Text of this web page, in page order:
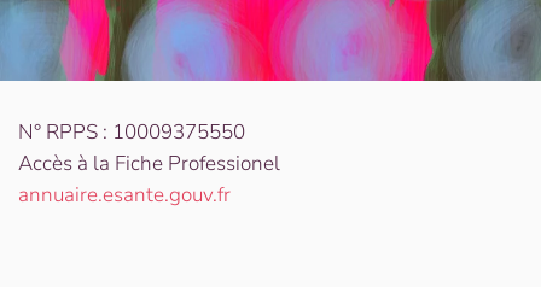
N° RPPS : 10009375550
Accès à la Fiche Professionel
annuaire.esante.gouv.fr